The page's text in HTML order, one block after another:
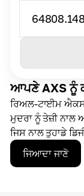
ਆਪਣੇ AXS ਨੂੰ
ਰਿਅਲ-ਟਾਈਮ
ਮੁਦਰਾ ਨੂੰ ਤੇਜ਼ੀ ਨਾਲ
ਜਿਸ ਨਾਲ ਤੁਹਾਡੇ
ਜਿਆਦਾ ਜਾਣੋ